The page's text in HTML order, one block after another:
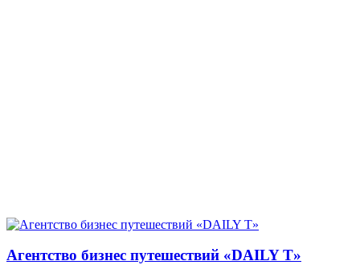
Агентство бизнес путешествий «DAILY T»